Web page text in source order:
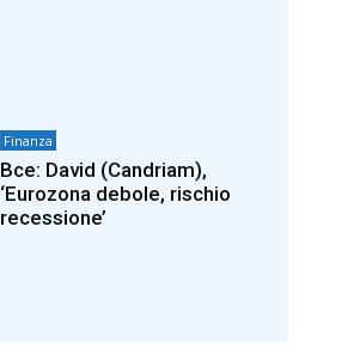
Finanza
Bce: David (Candriam),
‘Eurozona debole, rischio
recessione’